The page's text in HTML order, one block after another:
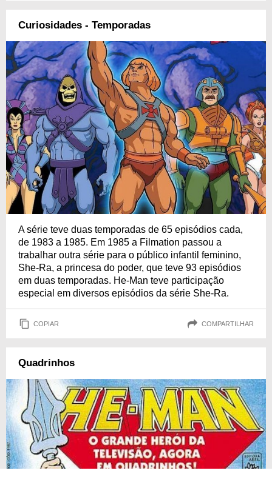
Curiosidades - Temporadas
A série teve duas temporadas de 65 episódios cada,
de 1983 a 1985. Em 1985 a Filmation passou a
trabalhar outra série para o público infantil feminino,
She-Ra, a princesa do poder, que teve 93 episódios
em duas temporadas. He-Man teve participação
especial em diversos episódios da série She-Ra.
COPIAR COMPARTILHAR
Quadrinhos